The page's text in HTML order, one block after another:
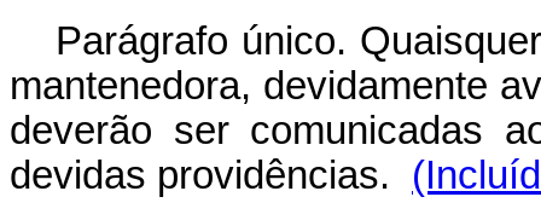
Parágrafo único.
mantenedora, devidamente
deverão ser comunicadas
devidas providências.